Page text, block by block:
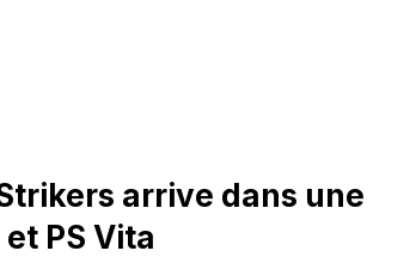
arrive dans une
PS Vita